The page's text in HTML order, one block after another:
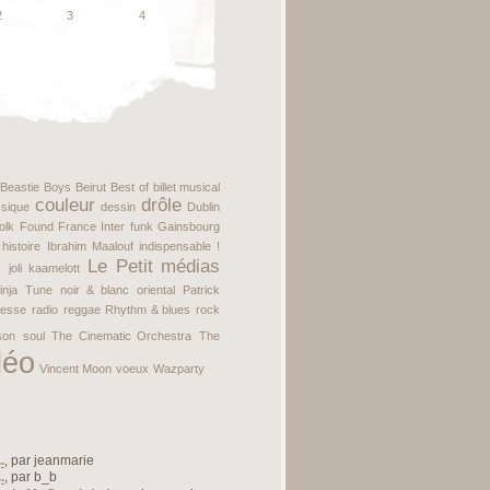
3 4
Beastie Boys Beirut Best of billet musical
couleur dessin drôle Dublin
Found France Inter funk Gainsbourg
histoire Ibrahim Maalouf indispensable !
joli kaamelott Le Petit médias
Tune noir & blanc oriental
Patrick
radio reggae Rhythm & blues rock
soul The Cinematic Orchestra The
Vincent Moon voeux Wazparty
, par jeanmarie
, par b_b